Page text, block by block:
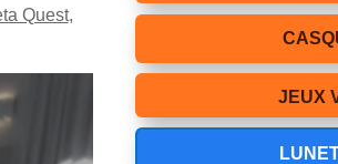
Quest,
JEUX